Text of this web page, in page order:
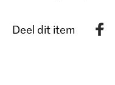
Deel dit item